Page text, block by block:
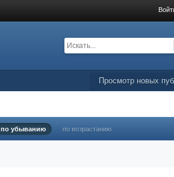
Просмотр новых
по убыванию по возрастанию